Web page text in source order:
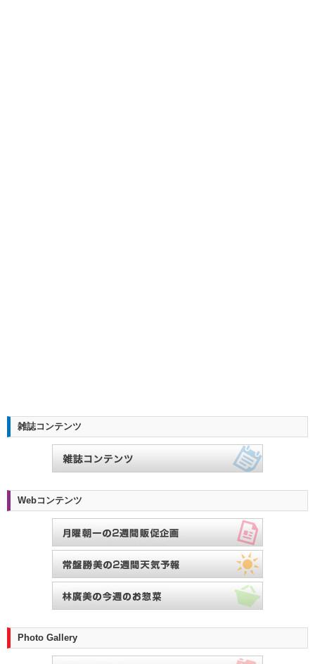
雑誌コンテンツ
Webコンテンツ
Photo Gallery